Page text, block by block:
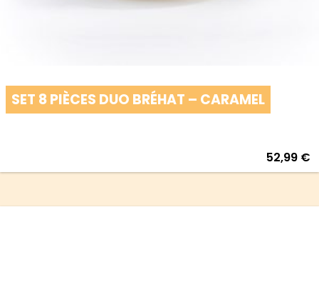
SET 8 PIÈCES DUO BRÉHAT – CARAMEL
52,99 €